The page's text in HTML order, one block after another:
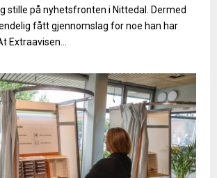
stille på nyhetsfronten i Nittedal. Dermed
fått gjennomslag for noe han har
Extraavisen...